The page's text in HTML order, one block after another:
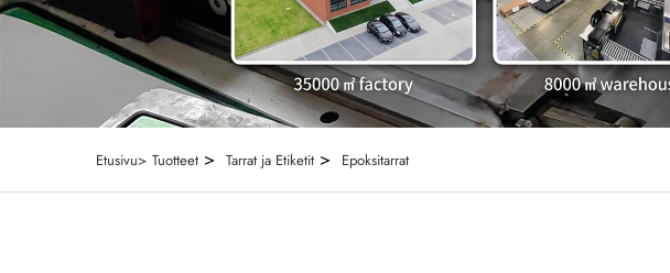
Etusivu> Tuotteet > Tarrat ja Etiketit > Epoksitarrat